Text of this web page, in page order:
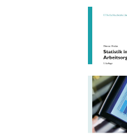
Bildergalerie